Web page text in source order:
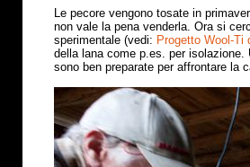
Le pecore vengono tosate in
non vale la pena venderla. Ora si
sperimentale (vedi: Progetto Wool-Ti
della lana come p.es. per
sono ben preparate per affrontare la